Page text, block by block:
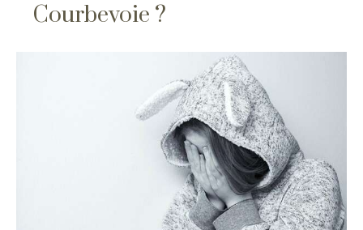
Courbevoie ?